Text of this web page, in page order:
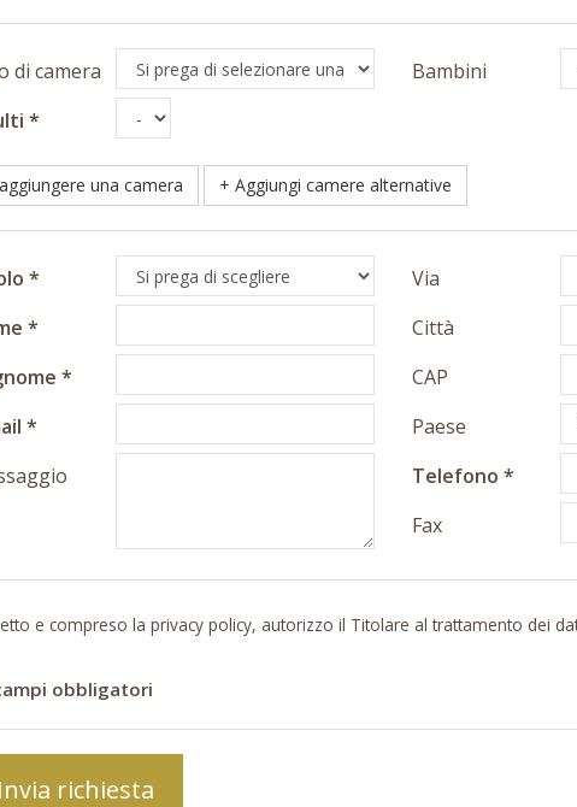
di camera
Bambini
una camera + Aggiungi camere alternative
Via
Città
CAP
Paese
Telefono
Fax
e compreso la privacy policy, autorizzo il Titolare al trattamento dei
obbligatori
Invia richiesta